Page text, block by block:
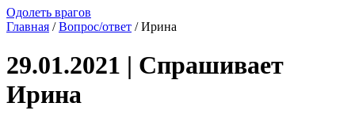
Одолеть врагов
Главная /Вопрос/ответ / Ирина
29.01.2021 | Спрашивает
Ирина